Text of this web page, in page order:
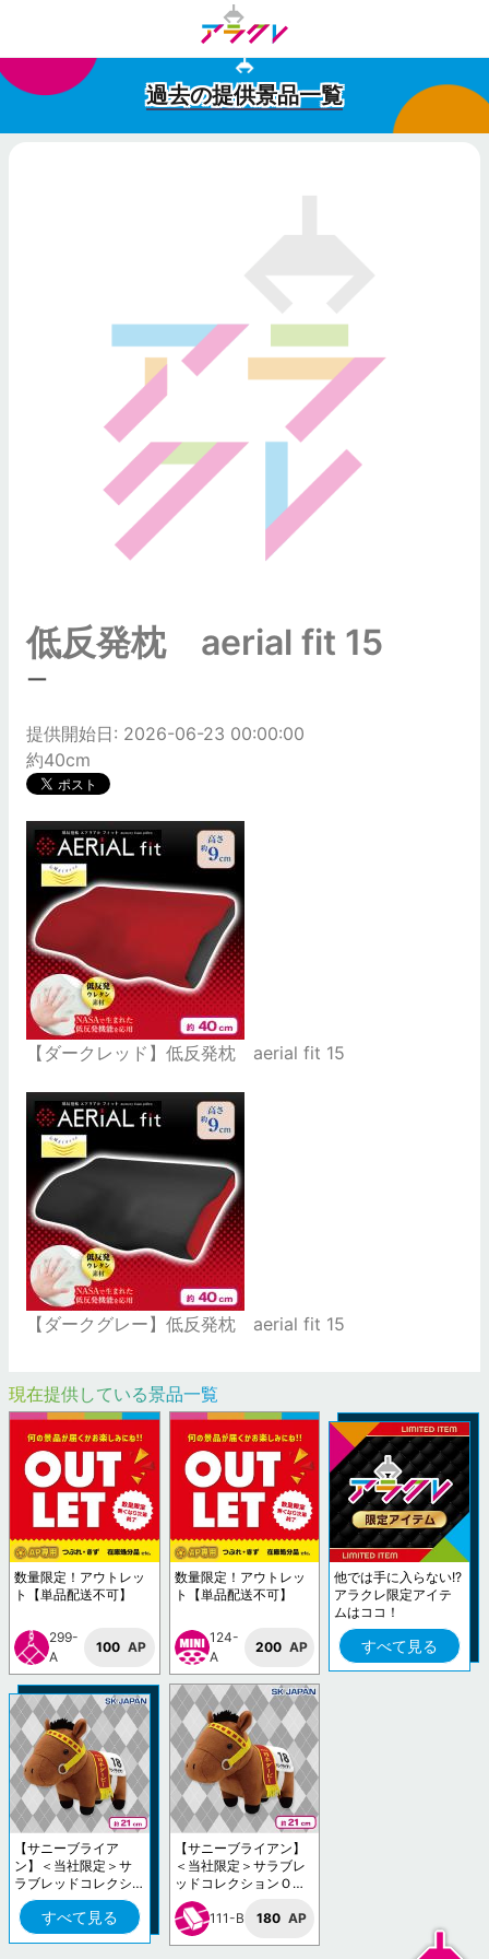
過去の提供景品一覧
低反発枕 aerial fit 15
ー
提供開始日: 2026-06-23 00:00:00
約40cm
【ダークレッド】低反発枕 aerial fit 15
【ダークグレー】低反発枕 aerial fit 15
現在提供している景品一覧
数量限定！アウトレッ
ト【単品配送不可】
299-
A
100 AP
数量限定！アウトレッ
ト【単品配送不可】
124-
A
200 AP
他では手に入らない!?
アラクレ限定アイテ
ムはココ！
すべて見る
【サニーブライア
ン】＜当社限定＞サ
ラブレッドコレクシ
ョンＯＫぬいぐるみ1
0
すべて見る
【サニーブライアン】
＜当社限定＞サラブレ
ッドコレクションＯＫ
ぬいぐるみ10
111-B
180 AP